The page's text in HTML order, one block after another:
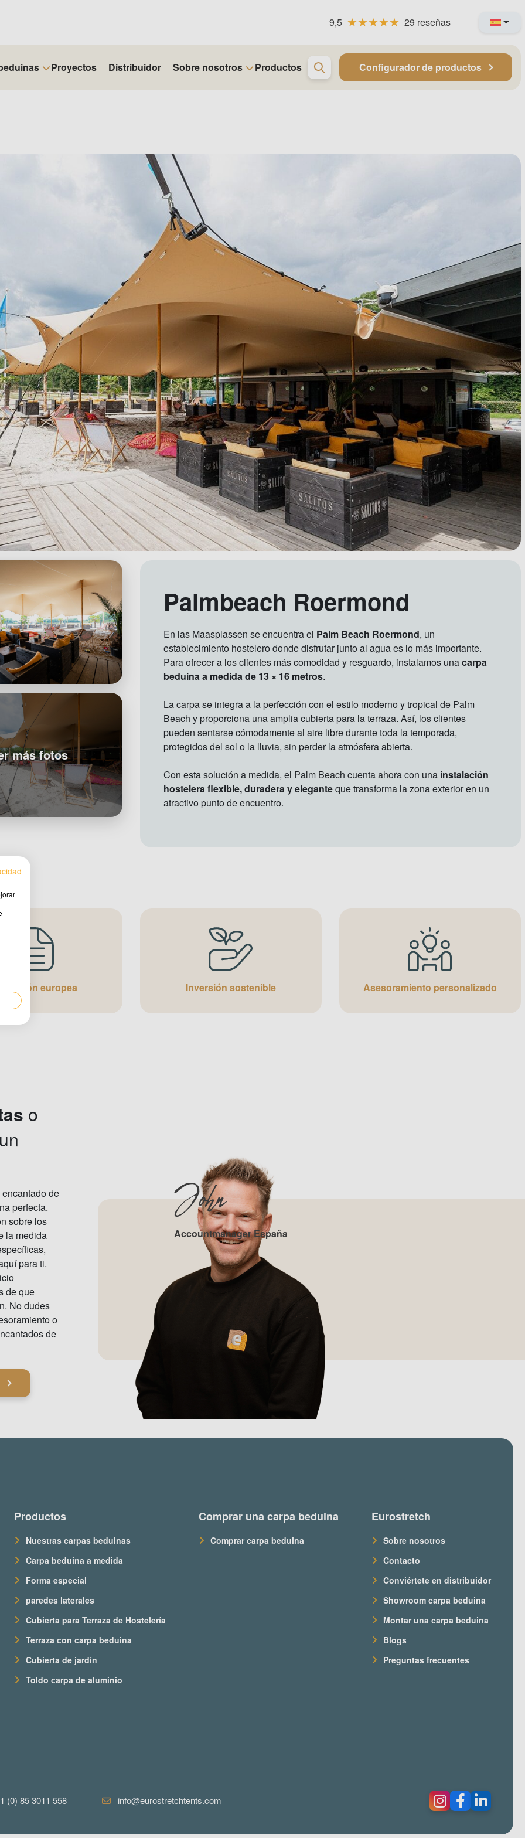
9,5 29 reseñas
Proyectos Distribuidor Sobre nosotros Productos Configurador de productos
más fotos
Palmbeach Roermond
En las Maasplassen se encuentra el Palm Beach Roermond, un
establecimiento hostelero donde disfrutar junto al agua es lo más importante.
Para ofrecer a los clientes más comodidad y resguardo, instalamos unacarpa
beduina a medida de 13 × 16 metros.
La carpa se integra a la perfección con el estilo moderno y tropical de Palm
Beach y proporciona una amplia cubierta para la terraza. Así, los clientes
pueden sentarse cómodamente al aire libre durante toda la temporada,
protegidos del sol o la lluvia, sin perder la atmósfera abierta.
Con esta solución a medida, el Palm Beach cuenta ahora con una instalación
hostelera flexible, duradera y eleganteque transforma la zona exterior en un
atractivo punto de encuentro.
europea Inversión sostenible Asesoramiento personalizado
o
de
perfecta.
sobre los
la medida
para ti.
de que
No dudes
o
de
John
Accountmanager España
Productos
Nuestras carpas beduinas
Carpa beduina a medida
Forma especial
paredes laterales
Cubierta para Terraza de Hostelería
Terraza con carpa beduina
Cubierta de jardín
Toldo carpa de aluminio
Comprar una carpa beduina
Comprar carpa beduina
Eurostretch
Sobre nosotros
Contacto
Conviértete en distribuidor
Showroom carpa beduina
Montar una carpa beduina
Blogs
Preguntas frecuentes
(0) 85 3011 558 info@eurostretchtents.com